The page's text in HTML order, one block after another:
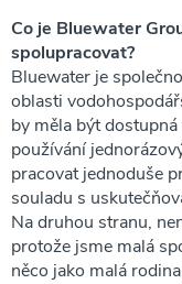
Co je Bluewater
spolupracovat?
Bluewater je
oblasti
by měla být
používání
pracovat jednoduše
souladu s
Na druhou stranu,
protože jsme malá
něco jako malá